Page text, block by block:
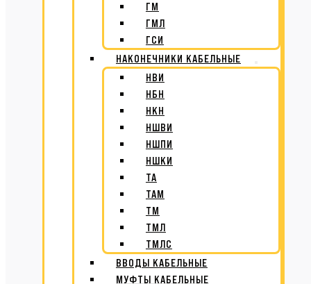
ГМ
ГМЛ
ГСИ
НАКОНЕЧНИКИ КАБЕЛЬНЫЕ
НВИ
НБН
НКН
НШВИ
НШПИ
НШКИ
ТА
ТАМ
ТМ
ТМЛ
ТМЛС
ВВОДЫ КАБЕЛЬНЫЕ
МУФТЫ КАБЕЛЬНЫЕ